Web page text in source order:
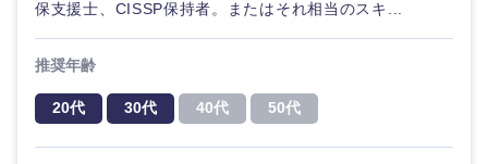
保支援士、CISSP保持者。またはそれ相当のスキ...
推奨年齢
20代 30代 40代 50代